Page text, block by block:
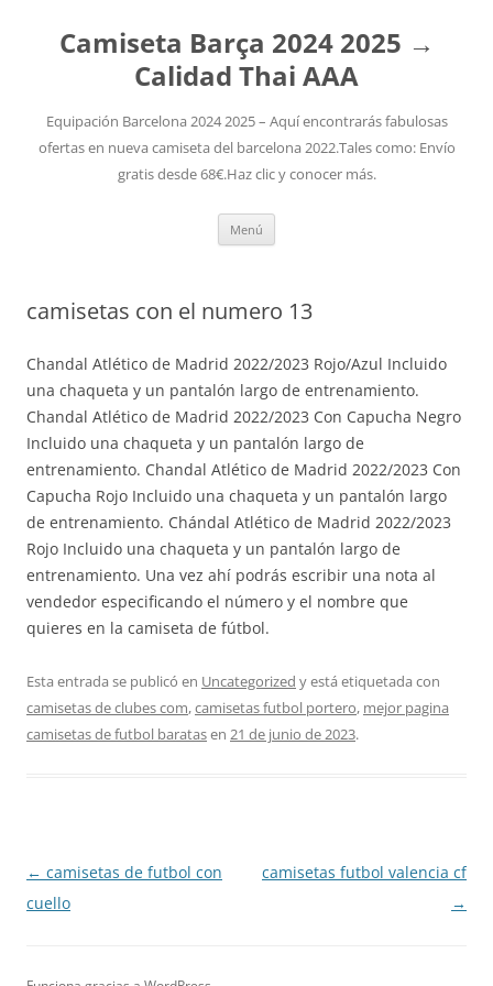
Camiseta Barça 2024 2025 →
Calidad Thai AAA
Equipación Barcelona 2024 2025 – Aquí encontrarás fabulosas
ofertas en nueva camiseta del barcelona 2022.Tales como: Envío
gratis desde 68€.Haz clic y conocer más.
Menú
camisetas con el numero 13
Chandal Atlético de Madrid 2022/2023 Rojo/Azul Incluido
una chaqueta y un pantalón largo de entrenamiento.
Chandal Atlético de Madrid 2022/2023 Con Capucha Negro
Incluido una chaqueta y un pantalón largo de
entrenamiento. Chandal Atlético de Madrid 2022/2023 Con
Capucha Rojo Incluido una chaqueta y un pantalón largo
de entrenamiento. Chándal Atlético de Madrid 2022/2023
Rojo Incluido una chaqueta y un pantalón largo de
entrenamiento. Una vez ahí podrás escribir una nota al
vendedor especificando el número y el nombre que
quieres en la camiseta de fútbol.
Esta entrada se publicó en Uncategorized y está etiquetada con
camisetas de clubes com,camisetas futbol portero, mejor pagina
camisetas de futbol baratasen 21 de junio de 2023.
Navegación
de
← camisetas de futbol con
cuello
camisetas futbol valencia cf
→